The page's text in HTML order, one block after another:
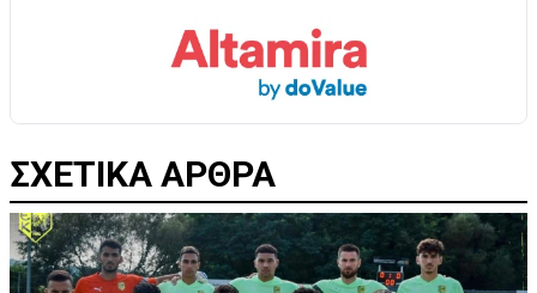
ΣΧΕΤΙΚΑ ΑΡΘΡΑ